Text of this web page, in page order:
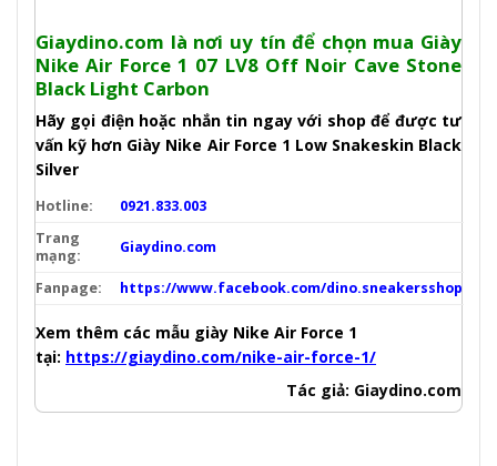
Giaydino.com là nơi uy tín để chọn mua Giày
Nike Air Force 1 07 LV8 Off Noir Cave Stone
Black Light Carbon
Hãy gọi điện hoặc nhắn tin ngay với shop để được tư
vấn kỹ hơn Giày Nike Air Force 1 Low Snakeskin Black
Silver
Hotline:
0921.833.003
Trang
mạng:
Giaydino.com
Fanpage: https://www.facebook.com/dino.sneakersshop
Xem thêm các mẫu giày Nike Air Force 1
tại: https://giaydino.com/nike-air-force-1/
Tác giả: Giaydino.com